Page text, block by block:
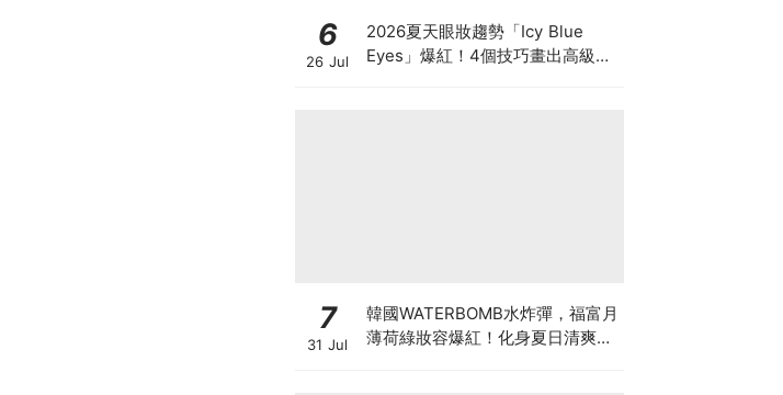
6
26 Jul
2026夏天眼妝趨勢「Icy Blue
Eyes」爆紅！4個技巧畫出高級冰
7
31 Jul
韓國WATERBOMB水炸彈，福富月
薄荷綠妝容爆紅！化身夏日清爽